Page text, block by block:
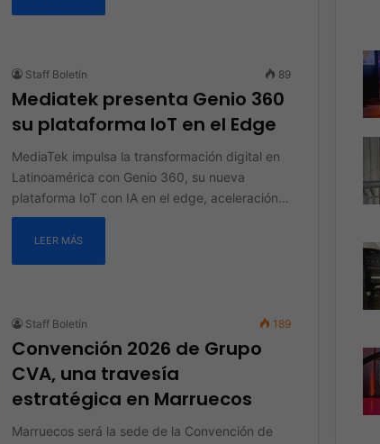
Staff Boletín 89
Mediatek presenta Genio 360
su plataforma IoT en el Edge
MediaTek impulsa la transformación digital en
Latinoamérica con Genio 360, su nueva
plataforma IoT con IA en el edge, aceleración…
LEER MÁS
Staff Boletín 189
Convención 2026 de Grupo
CVA, una travesía
estratégica en Marruecos
Marruecos será la sede de la Convención de